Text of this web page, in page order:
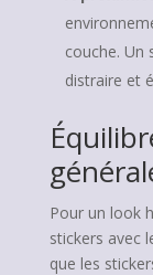
couche. Un
distraire et
Pour un look
stickers avec
que les